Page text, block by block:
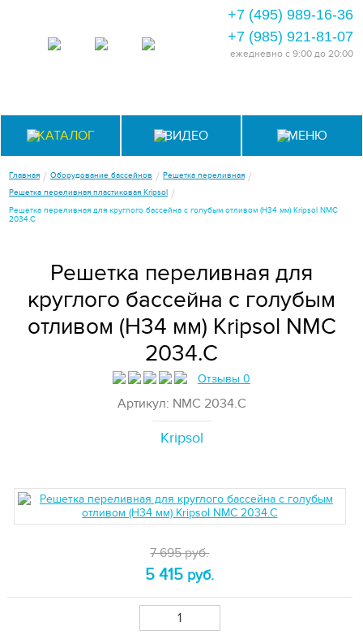
+7 (495) 989-16-36
+7 (985) 921-81-07
ежедневно с 9:00 до 20:00
КАТАЛОГ ВИДЕО МЕНЮ
Главная / Оборудование бассейнов / Решетка переливная /
Решетка переливная пластиковая Kripsol /
Решетка переливная для круглого бассейна с голубым отливом (Н34 мм) Kripsol NМС
2034.С
Решетка переливная для
круглого бассейна с голубым
отливом (Н34 мм) Kripsol NМС
2034.С
Отзывы 0
Артикул: NМС 2034.С
Kripsol
7 695 руб.
5 415 руб.